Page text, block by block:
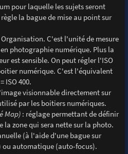
pour laquelle les sujets seront
la bague de mise au point sur
C'est l'unité de mesure
photographie numérique. Plus la
est sensible. On peut régler l'ISO
numérique. C'est l'équivalent
ISO 400.
visionnable directement sur
par les boitiers numériques.
Map): réglage permettant de définir
la zone qui sera nette sur la photo.
(à l'aide d'une bague sur
automatique (auto-focus).